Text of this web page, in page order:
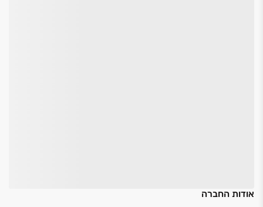
אודות החברה